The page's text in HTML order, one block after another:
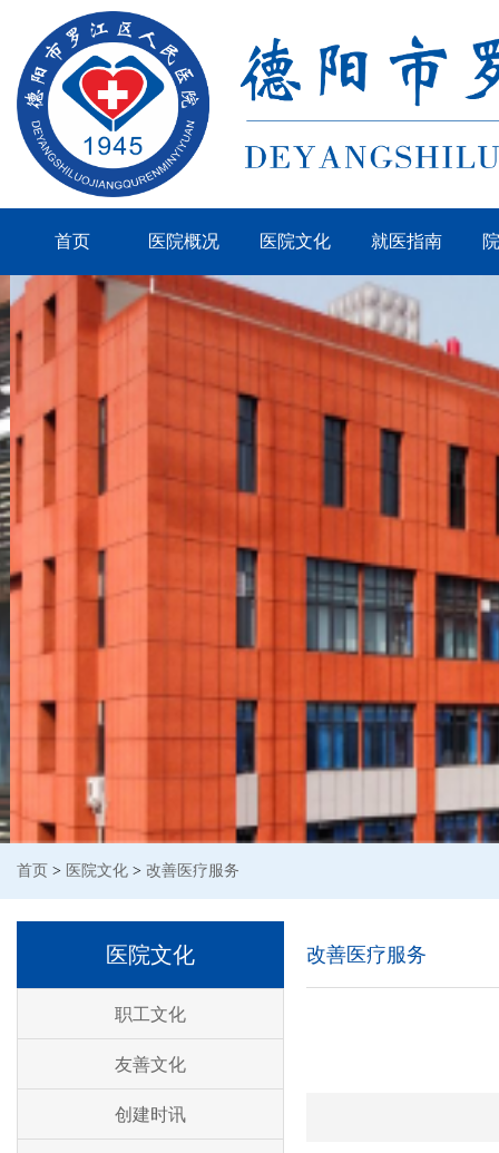
首页 医院概况 医院文化 就医指南
首页 > 医院文化 > 改善医疗服务
医院文化
职工文化
友善文化
创建时讯
改善医疗服务